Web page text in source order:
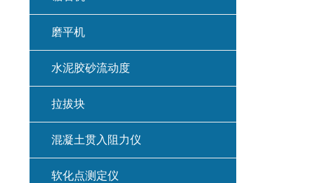
磨平机
水泥胶砂流动度
拉拔块
混凝土贯入阻力仪
软化点测定仪